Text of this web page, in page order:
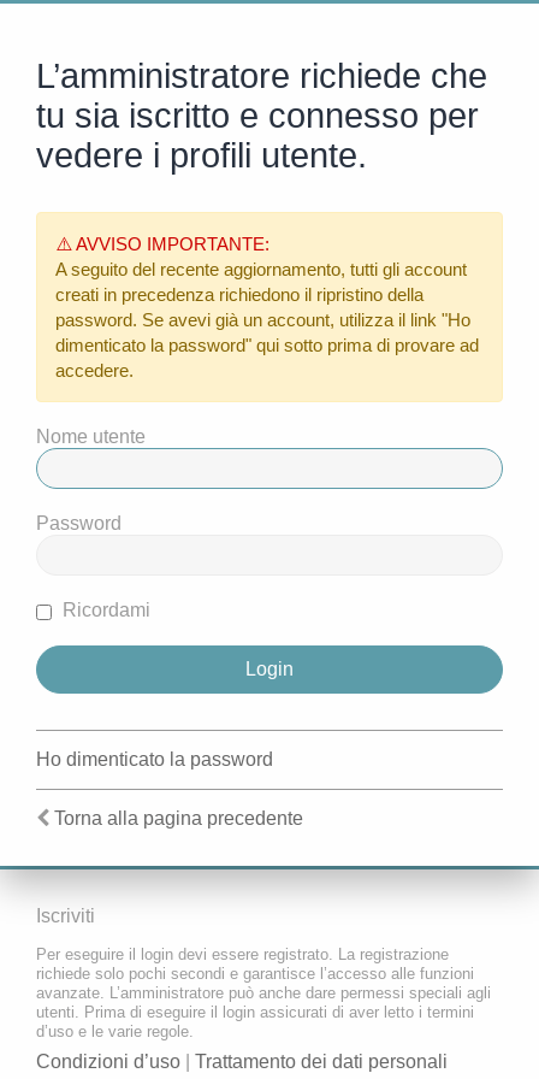
L’amministratore richiede che
tu sia iscritto e connesso per
vedere i profili utente.
⚠️ AVVISO IMPORTANTE:
A seguito del recente aggiornamento, tutti gli account
creati in precedenza richiedono il ripristino della
password. Se avevi già un account, utilizza il link "Ho
dimenticato la password" qui sotto prima di provare ad
accedere.
Nome utente
Password
Ricordami
Ho dimenticato la password
Torna alla pagina precedente
Iscriviti
Per eseguire il login devi essere registrato. La registrazione
richiede solo pochi secondi e garantisce l’accesso alle funzioni
avanzate. L’amministratore può anche dare permessi speciali agli
utenti. Prima di eseguire il login assicurati di aver letto i termini
d’uso e le varie regole.
Condizioni d’uso Trattamento dei dati personali